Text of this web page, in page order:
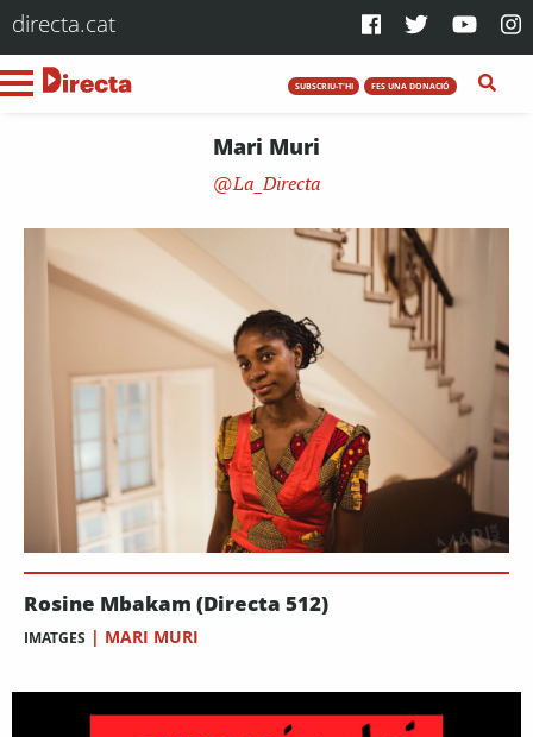
directa.cat
SUBSCRIU-T'HI FES UNA DONACIÓ
Mari Muri
La_Directa
Rosine Mbakam (Directa 512)
IMATGES | MARI MURI